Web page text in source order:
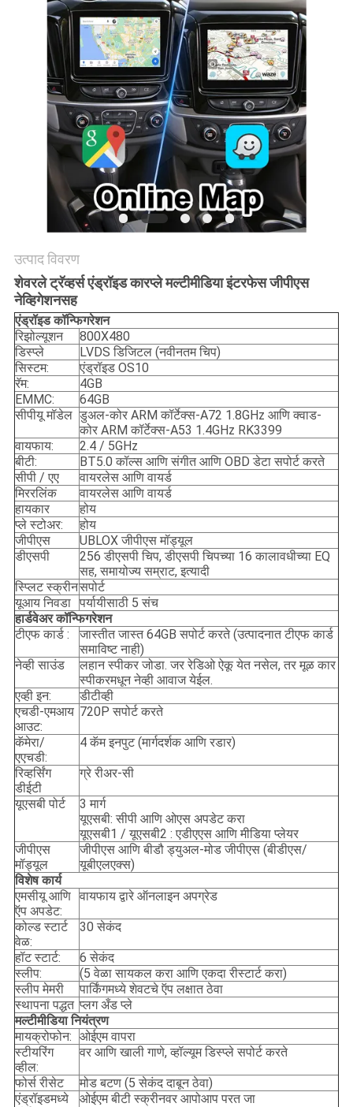
SITEMAP
PRIVACY
POLICY
उत्पाद विवरण
शेवरले ट्रॅव्हर्स एंड्रॉइड कारप्ले मल्टीमीडिया इंटरफेस जीपीएस
नेव्हिगेशनसह
एंड्रॉइड कॉन्फिगरेशन
रिझोल्यूशन
800X480
डिस्प्ले
LVDS डिजिटल (नवीनतम चिप)
सिस्टम:
एंड्रॉइड OS10
रॅम:
4GB
EMMC:
64GB
सीपीयू मॉडेल डुअल-कोर ARM कॉर्टेक्स-A72 1.8GHz आणि क्वाड-
कोर ARM कॉर्टेक्स-A53 1.4GHz RK3399
वायफाय:
2.4 / 5GHz
बीटी:
BT5.0 कॉल्स आणि संगीत आणि OBD डेटा सपोर्ट करते
सीपी / एए
वायरलेस आणि वायर्ड
मिररलिंक
वायरलेस आणि वायर्ड
हायकार
होय
प्ले स्टोअर:
होय
जीपीएस
UBLOX जीपीएस मॉड्यूल
डीएसपी
256 डीएसपी चिप, डीएसपी चिपच्या 16 कालावधीच्या EQ
सह, समायोज्य सम्राट, इत्यादी
स्प्लिट स्क्रीनसपोर्ट
यूआय निवडा पर्यायीसाठी 5 संच
हार्डवेअर कॉन्फिगरेशन
टीएफ कार्ड :
जास्तीत जास्त 64GB सपोर्ट करते (उत्पादनात टीएफ कार्ड
समाविष्ट नाही)
नेव्ही साउंड
लहान स्पीकर जोडा. जर रेडिओ ऐकू येत नसेल, तर मूळ कार
स्पीकरमधून नेव्ही आवाज येईल.
एव्ही इन:
डीटीव्ही
एचडी-एमआय
आउट:
720P सपोर्ट करते
कॅमेरा/
एएचडी:
4 कॅम इनपुट (मार्गदर्शक आणि रडार)
रिव्हर्सिंग
डीईटी
ग्रे रीअर-सी
यूएसबी पोर्ट
3 मार्ग
यूएसबी: सीपी आणि ओएस अपडेट करा
यूएसबी1 / यूएसबी2 : एडीएएस आणि मीडिया प्लेयर
जीपीएस
मॉड्यूल
जीपीएस आणि बीडौ ड्युअल-मोड जीपीएस (बीडीएस/
यूबीएलएक्स)
विशेष कार्य
एमसीयू आणि
ऍप अपडेट:
वायफाय द्वारे ऑनलाइन अपग्रेड
कोल्ड स्टार्ट
वेळ:
30 सेकंद
हॉट स्टार्ट:
6 सेकंद
स्लीप:
(5 वेळा सायकल करा आणि एकदा रीस्टार्ट करा)
स्लीप मेमरी
पार्किंगमध्ये शेवटचे ऍप लक्षात ठेवा
स्थापना पद्धत प्लग अँड प्ले
मल्टीमीडिया नियंत्रण
मायक्रोफोन: ओईएम वापरा
स्टीयरिंग
व्हील:
वर आणि खाली गाणे, व्हॉल्यूम डिस्प्ले सपोर्ट करते
फोर्स रीसेट
मोड बटण (5 सेकंद दाबून ठेवा)
एंड्रॉइडमध्ये
ओईएम बीटी स्क्रीनवर आपोआप परत जा